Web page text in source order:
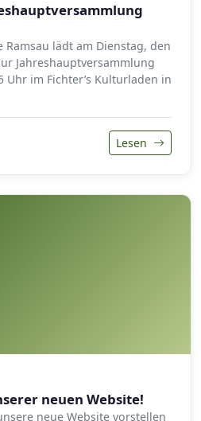
Ramsau lädt am Dienstag, den
Jahreshauptversammlung
Uhr im Fichter’s Kulturladen in
Lesen
neuen Website!
neue Website vorstellen